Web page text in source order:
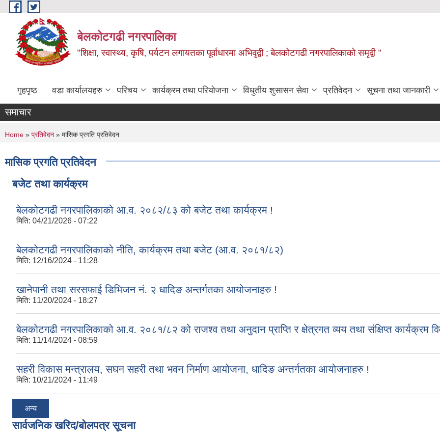
Skip to main content
बेलकोटगढी नगरपालिका
"शिक्षा, स्वास्थ्य, कृषि, पर्यटन लगायतका पूर्वाधारमा अभिवृद्वी ; बेलकोटगढी नगरपालिकाको समृद्वी "
गृहपृष्ठ वडा कार्यालयहरु परिचय कार्यक्रम तथा परियोजना विधुतीय शुसासन सेवा प्रतिवेदन सूचना तथा जानकारी
समाचार
You are here
Home » प्रतिवेदन » मासिक प्रगति प्रतिवेदन
मासिक प्रगति प्रतिवेदन
बजेट तथा कार्यक्रम
बेलकोटगढी नगरपालिकाको आ.व. २०८२/८३ को बजेट तथा कार्यक्रम !
मिति: 04/21/2026 - 07:22
बेलकोटगढी नगरपालिकाको नीति, कार्यक्रम तथा बजेट (आ.व. २०८१/८२)
मिति: 12/16/2024 - 11:28
खानेपानी तथा सरसफाई डिभिजन नं. २ धादिङ अन्तर्गतका आयोजनाहरु !
मिति: 11/20/2024 - 18:27
बेलकोटगढी नगरपालिकाको आ.व. २०८१/८२ को राजश्व तथा अनुदान प्राप्ति र क्षेत्रगत व्यय तथा संक्षिप्त कार्यक्रम
मिति: 11/14/2024 - 08:59
सहरी विकास मन्त्रालय, सघन सहरी तथा भवन निर्माण आयोजना, धादिङ अन्तर्गतका आयोजनाहरु !
मिति: 10/21/2024 - 11:49
अन्य
सार्वजनिक खरिद/बोलपत्र सूचना